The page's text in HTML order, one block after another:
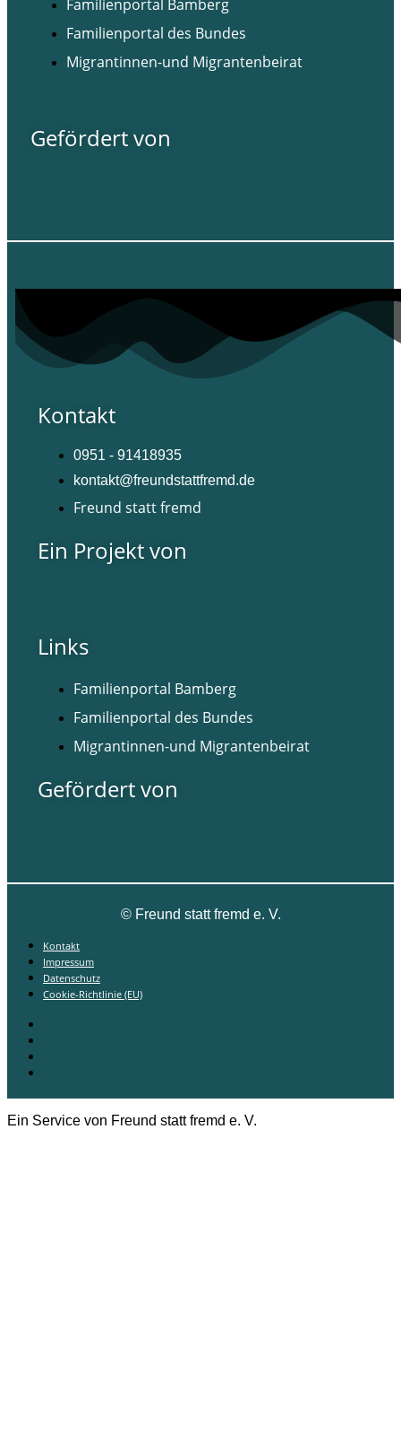
Familienportal Bamberg
Familienportal des Bundes
Migrantinnen-und Migrantenbeirat
Gefördert von
Kontakt
0951 - 91418935
kontakt@freundstattfremd.de
Freund statt fremd
Ein Projekt von
Links
Familienportal Bamberg
Familienportal des Bundes
Migrantinnen-und Migrantenbeirat
Gefördert von
©Freund statt fremd e. V.
Kontakt
Impressum
Datenschutz
Cookie-Richtlinie (EU)
Ein Service von Freund statt fremd e. V.